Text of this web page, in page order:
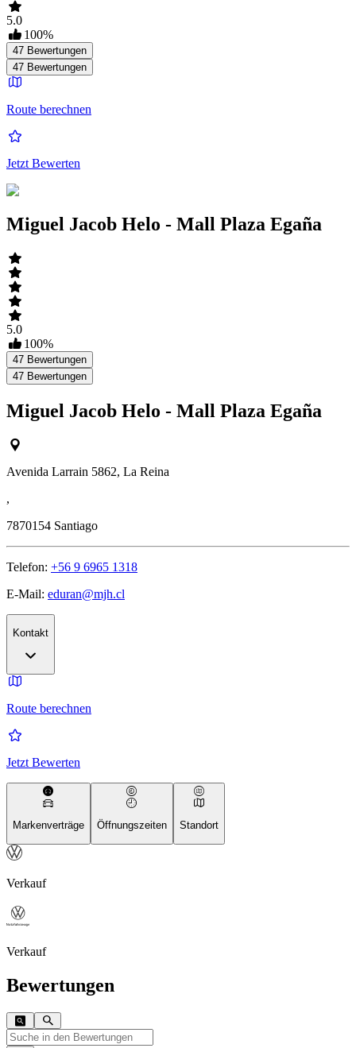
5.0
100%
47 Bewertungen
47 Bewertungen
Route berechnen
Jetzt Bewerten
Miguel Jacob Helo - Mall Plaza Egaña
5.0
100%
47 Bewertungen
47 Bewertungen
Miguel Jacob Helo - Mall Plaza Egaña
Avenida Larrain 5862, La Reina
,
7870154 Santiago
Telefon: +56 9 6965 1318
E-Mail: eduran@mjh.cl
Kontakt
Route berechnen
Jetzt Bewerten
Markenverträge Öffnungszeiten Standort
Verkauf
Verkauf
Bewertungen